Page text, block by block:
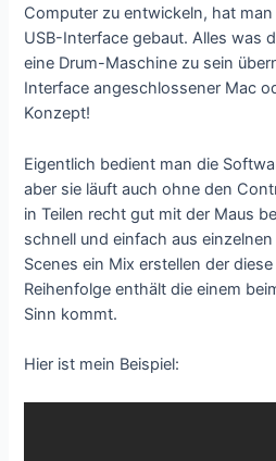
Computer zu entwickeln, hat
USB-Interface gebaut. Alles was
eine Drum-Maschine zu sein
Interface angeschlossener Mac
Konzept!
Eigentlich bedient man die
aber sie läuft auch ohne den
in Teilen recht gut mit der Maus
schnell und einfach aus
Scenes ein Mix erstellen der
Reihenfolge enthält die einem
Sinn kommt.
Hier ist mein Beispiel: